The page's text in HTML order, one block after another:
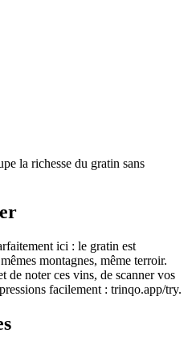
la richesse du gratin sans
ici : le gratin est
montagnes, même terroir.
noter ces vins, de scanner vos
facilement : trinqo.app/try.